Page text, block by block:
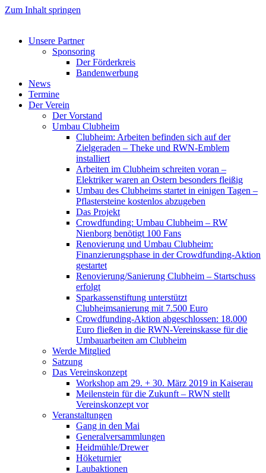
Zum Inhalt springen
Unsere Partner
Sponsoring
Der Förderkreis
Bandenwerbung
News
Termine
Der Verein
Der Vorstand
Umbau Clubheim
Clubheim: Arbeiten befinden sich auf der
Zielgeraden – Theke und RWN-Emblem
installiert
Arbeiten im Clubheim schreiten voran –
Elektriker waren an Ostern besonders fleißig
Umbau des Clubheims startet in einigen Tagen –
Pflastersteine kostenlos abzugeben
Das Projekt
Crowdfunding: Umbau Clubheim – RW
Nienborg benötigt 100 Fans
Renovierung und Umbau Clubheim:
Finanzierungsphase in der Crowdfunding-Aktion
gestartet
Renovierung/Sanierung Clubheim – Startschuss
erfolgt
Sparkassenstiftung unterstützt
Clubheimsanierung mit 7.500 Euro
Crowdfunding-Aktion abgeschlossen: 18.000
Euro fließen in die RWN-Vereinskasse für die
Umbauarbeiten am Clubheim
Werde Mitglied
Satzung
Das Vereinskonzept
Workshop am 29. + 30. März 2019 in Kaiserau
Meilenstein für die Zukunft – RWN stellt
Vereinskonzept vor
Veranstaltungen
Gang in den Mai
Generalversammlungen
Heidmühle/Drewer
Höketurnier
Laubaktionen